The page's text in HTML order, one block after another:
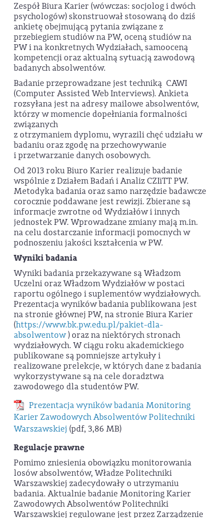
Zespół Biura Karier (wówczas: socjolog i dwóch
psychologów) skonstruował stosowaną do dziś
ankietę obejmującą pytania związane z
przebiegiem studiów na PW, oceną studiów na
PW i na konkretnych Wydziałach, samooceną
kompetencji oraz aktualną sytuacją zawodową
badanych absolwentów.
Badanie przeprowadzane jest techniką CAWI
(Computer Assisted Web Interviews). Ankieta
rozsyłana jest na adresy mailowe absolwentów,
którzy w momencie dopełniania formalności
związanych
z otrzymaniem dyplomu, wyrazili chęć udziału w
badaniu oraz zgodę na przechowywanie
i przetwarzanie danych osobowych.
Od 2013 roku Biuro Karier realizuje badanie
wspólnie z Działem Badań i Analiz CZIiTT PW.
Metodyka badania oraz samo narzędzie badawcze
corocznie poddawane jest rewizji. Zbierane są
informacje zwrotne od Wydziałów i innych
jednostek PW. Wprowadzane zmiany mają m.in.
na celu dostarczanie informacji pomocnych w
podnoszeniu jakości kształcenia w PW.
Wyniki badania
Wyniki badania przekazywane są Władzom
Uczelni oraz Władzom Wydziałów w postaci
raportu ogólnego i suplementów wydziałowych.
Prezentacja wyników badania publikowana jest
na stronie głównej PW, na stronie Biura Karier
(https://www.bk.pw.edu.pl/pakiet-dla-
absolwentow) oraz na niektórych stronach
wydziałowych. W ciągu roku akademickiego
publikowane są pomniejsze artykuły i
realizowane prelekcje, w których dane z badania
wykorzystywane są na cele doradztwa
zawodowego dla studentów PW.
Prezentacja wyników badania Monitoring
Karier Zawodowych Absolwentów Politechniki
Warszawskiej (pdf, 3,86 MB)
Regulacje prawne
Pomimo zniesienia obowiązku monitorowania
losów absolwentów, Władze Politechniki
Warszawskiej zadecydowały o utrzymaniu
badania. Aktualnie badanie Monitoring Karier
Zawodowych Absolwentów Politechniki
Warszawskiej regulowane jest przez Zarządzenie